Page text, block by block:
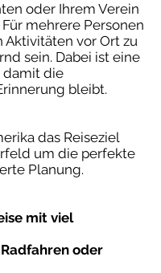
oder Ihrem Verein
mehrere Personen
Aktivitäten vor Ort zu
sein. Dabei ist eine
damit die
bleibt.
das Reiseziel
um die perfekte
Planung.
mit viel
oder